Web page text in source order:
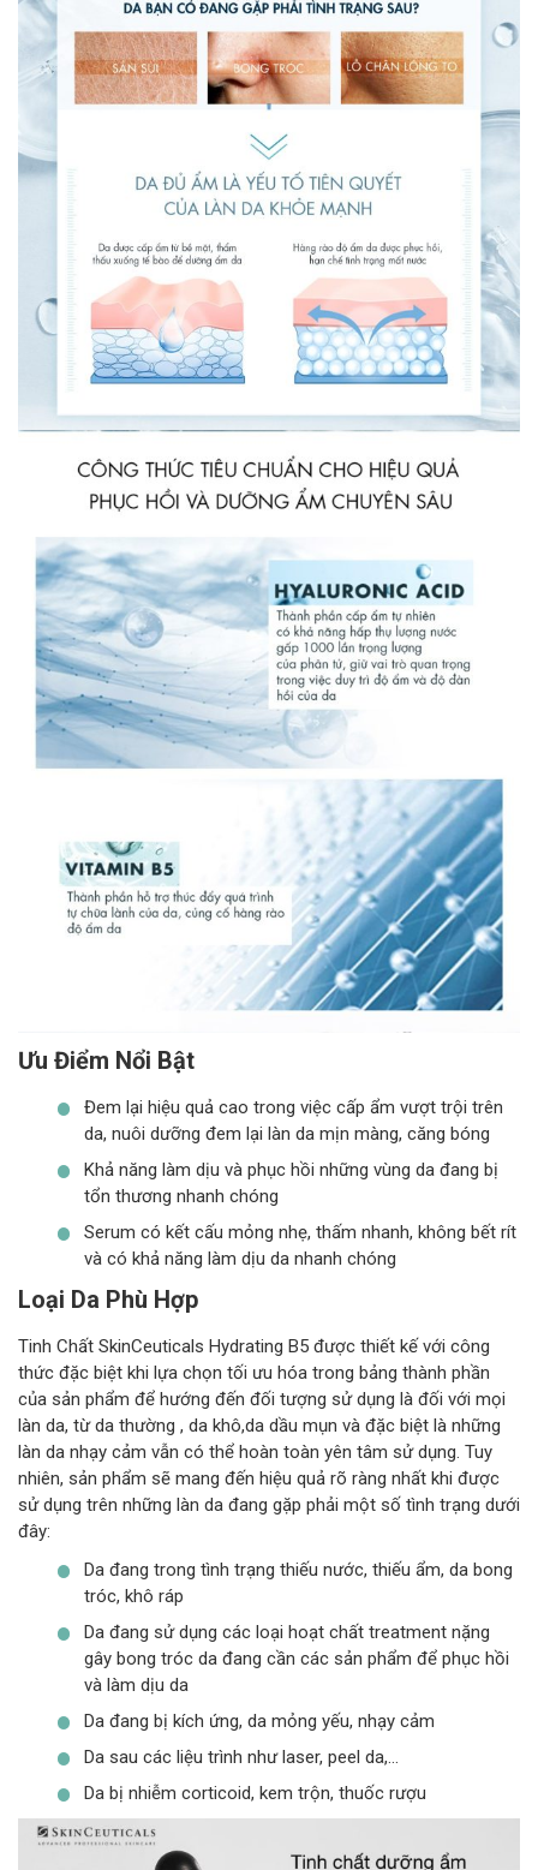
Ưu Điểm Nổi Bật
Đem lại hiệu quả cao trong việc cấp ẩm vượt trội trên
da, nuôi dưỡng đem lại làn da mịn màng, căng bóng
Khả năng làm dịu và phục hồi những vùng da đang bị
tổn thương nhanh chóng
Serum có kết cấu mỏng nhẹ, thấm nhanh, không bết rít
và có khả năng làm dịu da nhanh chóng
Loại Da Phù Hợp
Tinh Chất SkinCeuticals Hydrating B5 được thiết kế với công
thức đặc biệt khi lựa chọn tối ưu hóa trong bảng thành phần
của sản phẩm để hướng đến đối tượng sử dụng là đối với mọi
làn da, từ da thường , da khô,da dầu mụn và đặc biệt là những
làn da nhạy cảm vẫn có thể hoàn toàn yên tâm sử dụng. Tuy
nhiên, sản phẩm sẽ mang đến hiệu quả rõ ràng nhất khi được
sử dụng trên những làn da đang gặp phải một số tình trạng dưới
đây:
Da đang trong tình trạng thiếu nước, thiếu ẩm, da bong
tróc, khô ráp
Da đang sử dụng các loại hoạt chất treatment nặng
gây bong tróc da đang cần các sản phẩm để phục hồi
và làm dịu da
Da đang bị kích ứng, da mỏng yếu, nhạy cảm
Da sau các liệu trình như laser, peel da,…
Da bị nhiễm corticoid, kem trộn, thuốc rượu